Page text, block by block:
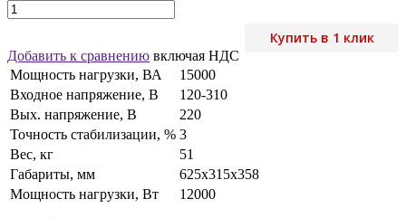
Купить в 1 клик
Добавить к сравнению включая НДС
Мощность нагрузки, ВА
15000
Входное напряжение, В
120-310
Вых. напряжение, В
220
Точность стабилизации, % 3
Вес, кг
51
Габариты, мм
625x315x358
Мощность нагрузки, Вт
12000